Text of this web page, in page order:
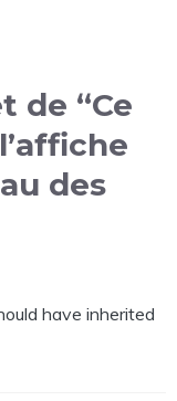
de “Ce
des
have inherited